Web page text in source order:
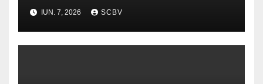
IUN. 7, 2026 SCBV